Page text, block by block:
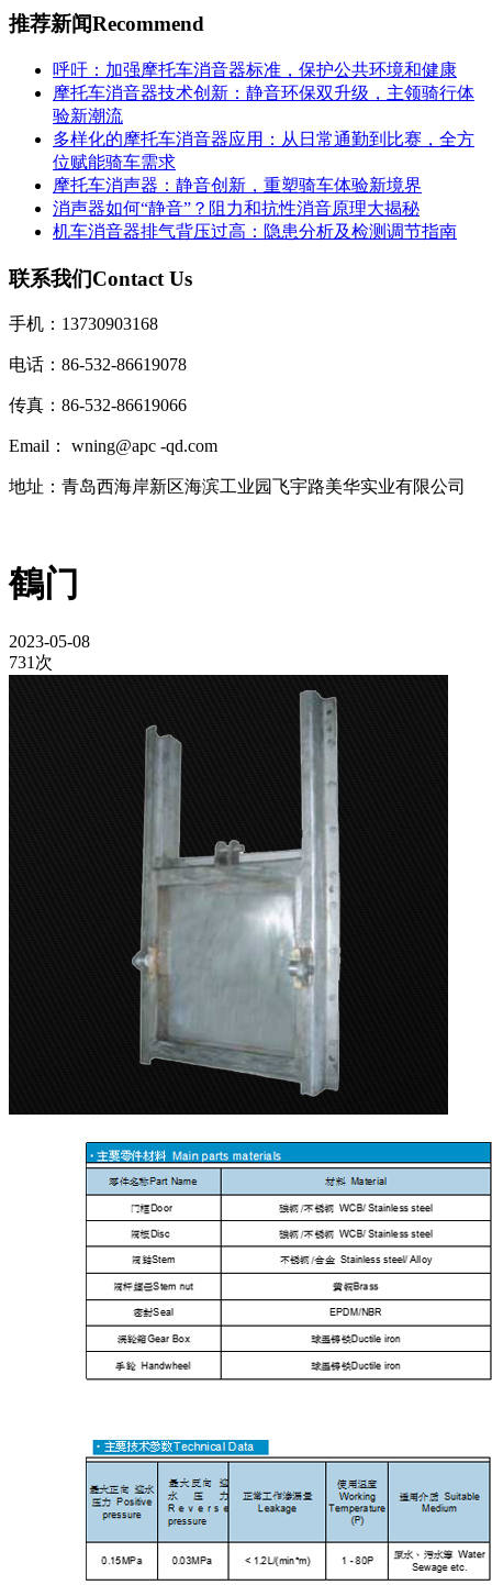
推荐新闻Recommend
呼吁：加强摩托车消音器标准，保护公共环境和健康
摩托车消音器技术创新：静音环保双升级，主领骑行体
验新潮流
多样化的摩托车消音器应用：从日常通勤到比赛，全方
位赋能骑车需求
摩托车消声器：静音创新，重塑骑车体验新境界
消声器如何“静音”？阻力和抗性消音原理大揭秘
机车消音器排气背压过高：隐患分析及检测调节指南
联系我们Contact Us
手机：13730903168
电话：86-532-86619078
传真：86-532-86619066
Email： wning@apc -qd.com
地址：青岛西海岸新区海滨工业园飞宇路美华实业有限公司
鶴门
2023-05-08
731次